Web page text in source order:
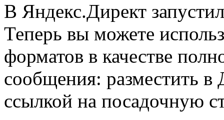
В Яндекс.Директ
Теперь вы можете
форматов в качестве
сообщения: разместить
ссылкой на посадочную